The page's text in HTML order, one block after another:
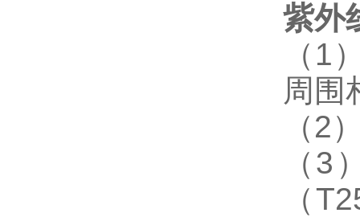
紫外
（ 1
周围
（2
（ 3
（